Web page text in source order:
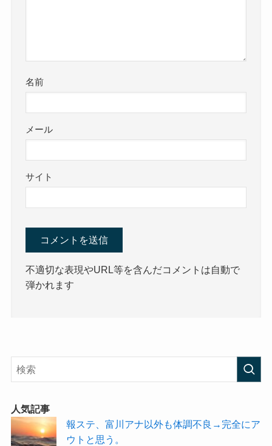
名前
メール
サイト
不適切な表現やURL等を含んだコメントは自動で
弾かれます
人気記事
報ステ、富川アナ以外も体調不良→完全にア
ウトと思う。